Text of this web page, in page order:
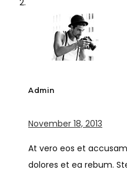
Admin
November 18, 2013
At vero eos et
dolores et ea rebum.